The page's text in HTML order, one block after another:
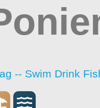
-- Swim Drink